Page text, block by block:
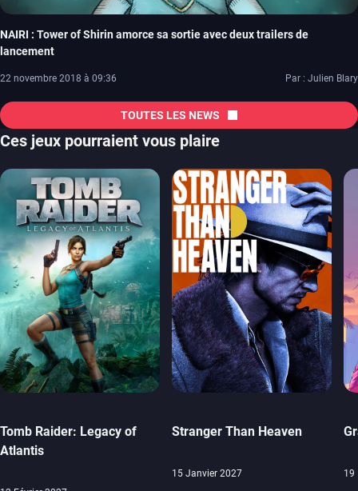
NAIRI : Tower of Shirin amorce sa sortie avec deux trailers de
lancement
22 novembre 2018 à 09:36 Par : Julien Blary
TOUTES LES NEWS
Ces jeux pourraient vous plaire
Tomb Raider: Legacy of
Atlantis
Stranger Than Heaven
15 Janvier 2027 19